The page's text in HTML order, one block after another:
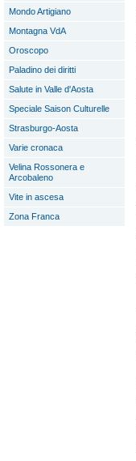
Mondo Artigiano
Montagna VdA
Oroscopo
Paladino dei diritti
Salute in Valle d'Aosta
Speciale Saison Culturelle
Strasburgo-Aosta
Varie cronaca
Velina Rossonera e
Arcobaleno
Vite in ascesa
Zona Franca